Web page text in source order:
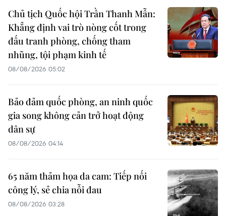
Chủ tịch Quốc hội Trần Thanh Mẫn:
Khẳng định vai trò nòng cốt trong
đấu tranh phòng, chống tham
nhũng, tội phạm kinh tế
08/08/2026 05:02
Bảo đảm quốc phòng, an ninh quốc
gia song không cản trở hoạt động
dân sự
08/08/2026 04:14
65 năm thảm họa da cam: Tiếp nối
công lý, sẻ chia nỗi đau
08/08/2026 03:28